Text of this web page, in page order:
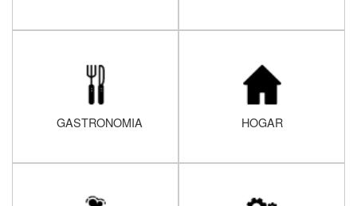
GASTRONOMIA HOGAR